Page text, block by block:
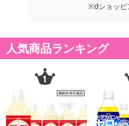
※送料はお試し費用に含まれて
※お支払い方法は、電話料金合
【発送・お届け・商品について】
※お申込み頂きました商品の同
ます。
※dショッピ
人気商品ランキング